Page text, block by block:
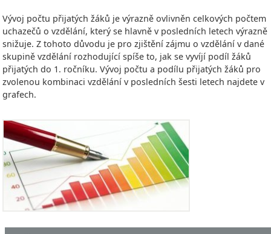
Vývoj počtu přijatých žáků je výrazně ovlivněn celkových počtem
uchazečů o vzdělání, který se hlavně v posledních letech výrazně
snižuje. Z tohoto důvodu je pro zjištění zájmu o vzdělání v dané
skupině vzdělání rozhodující spíše to, jak se vyvíjí podíl žáků
přijatých do 1. ročníku. Vývoj počtu a podílu přijatých žáků pro
zvolenou kombinaci vzdělání v posledních šesti letech najdete v
grafech.